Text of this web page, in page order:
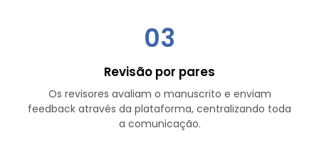
03
Revisão por pares
Os revisores avaliam o manuscrito e enviam
feedback através da plataforma, centralizando toda
a comunicação.